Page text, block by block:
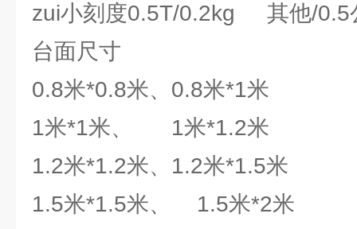
zui小刻度0.5T/0.2kg 其他/0.5
台面尺寸
0.8米*0.8米、0.8米*1米
1米*1米、 1米*1.2米
1.2米*1.2米、1.2米*1.5米
1.5米*1.5米、 1.5米*2米